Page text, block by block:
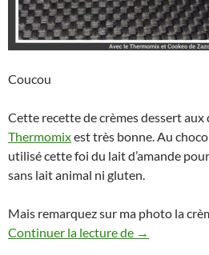
Coucou
Cette recette de crèmes dessert aux
Thermomixest très bonne. Au
utilisé cette foi du lait d’amande
sans lait animal ni gluten.
Mais remarquez sur ma photo la
Continuer la lecture de Crèmes aux
→